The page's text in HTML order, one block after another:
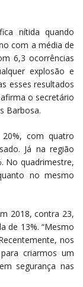
nítida quando
com a média de
6,3 ocorrências
explosão e
esses resultados
o secretário
Barbosa.
com quatro
Já na região
No quadrimestre,
no mesmo
2018, contra 23,
de 13%. “Mesmo
nos
criarmos um
segurança nas